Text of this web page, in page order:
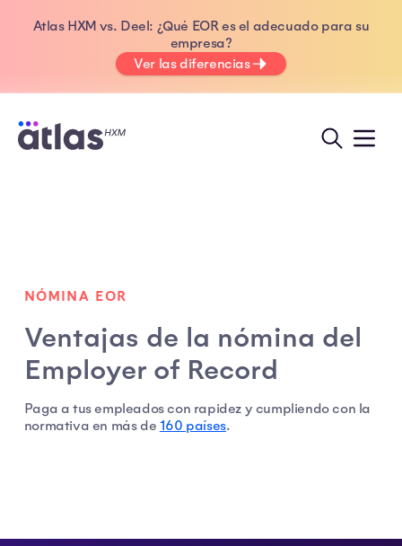
Atlas HXM vs. Deel: ¿Qué EOR es el adecuado para su
empresa?
Ver las diferencias
NÓMINA EOR
Ventajas de la nómina del
Employer of Record
Paga a tus empleados con rapidez y cumpliendo con la
normativa en más de 160 países.